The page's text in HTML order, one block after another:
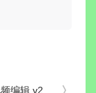
解锁专业版/高级版